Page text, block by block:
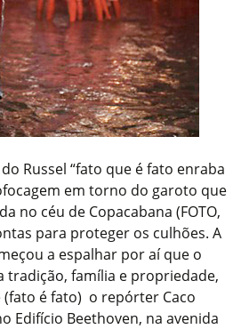
Russel “fato que é fato enraba
em torno do garoto que
no céu de Copacabana (FOTO,
para proteger os culhões. A
a espalhar por aí que o
família e propriedade,
é fato) o repórter Caco
Edifício Beethoven, na avenida